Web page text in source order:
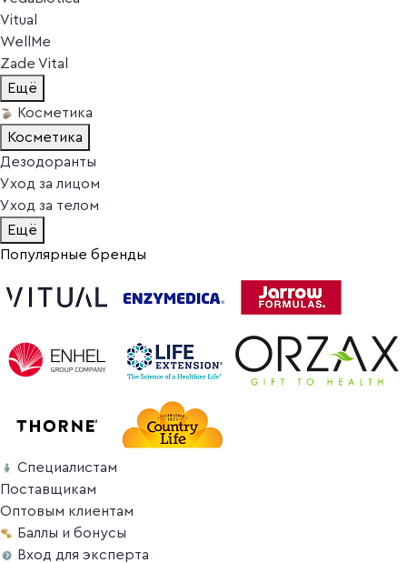
Vitual
WellMe
Zade Vital
Ещё
Косметика
Косметика
Дезодоранты
Уход за лицом
Уход за телом
Ещё
Популярные бренды
Специалистам
Поставщикам
Оптовым клиентам
Баллы и бонусы
Вход для эксперта